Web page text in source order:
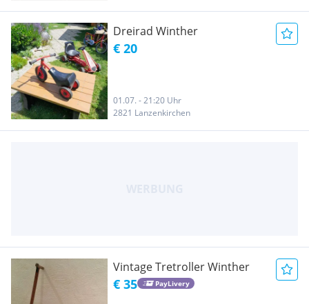
Dreirad Winther
€ 20
01.07. - 21:20 Uhr
2821 Lanzenkirchen
Vintage Tretroller Winther
€ 35 PayLivery